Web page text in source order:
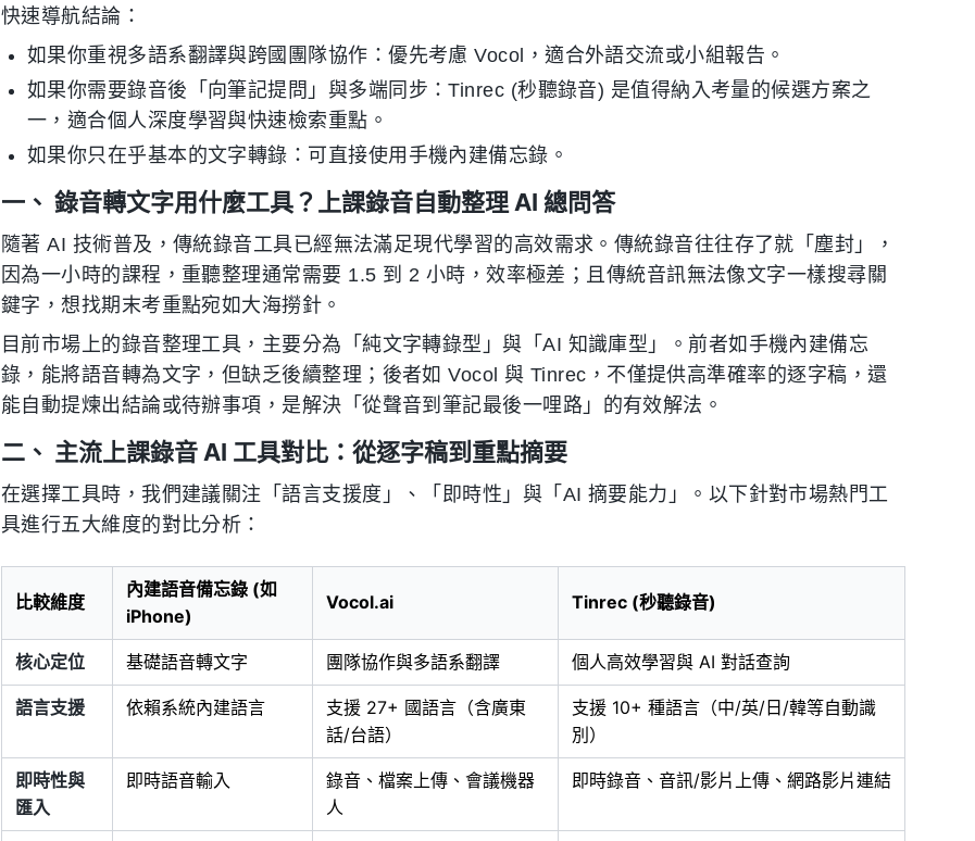
快速導航結論：
如果你重視多語系翻譯與跨國團隊協作：優先考慮 Vocol，適合外語交流或小組報告。
如果你需要錄音後「向筆記提問」與多端同步：Tinrec (秒聽錄音) 是值得納入考量的候選方案之
一，適合個人深度學習與快速檢索重點。
如果你只在乎基本的文字轉錄：可直接使用手機內建備忘錄。
一、 錄音轉文字用什麼工具？上課錄音自動整理 AI 總問答
隨著 AI 技術普及，傳統錄音工具已經無法滿足現代學習的高效需求。傳統錄音往往存了就「塵封」，
因為一小時的課程，重聽整理通常需要 1.5 到 2 小時，效率極差；且傳統音訊無法像文字一樣搜尋關
鍵字，想找期末考重點宛如大海撈針。
目前市場上的錄音整理工具，主要分為「純文字轉錄型」與「AI 知識庫型」。前者如手機內建備忘
錄，能將語音轉為文字，但缺乏後續整理；後者如 Vocol 與 Tinrec，不僅提供高準確率的逐字稿，還
能自動提煉出結論或待辦事項，是解決「從聲音到筆記最後一哩路」的有效解法。
二、 主流上課錄音 AI 工具對比：從逐字稿到重點摘要
在選擇工具時，我們建議關注「語言支援度」、「即時性」與「AI 摘要能力」。以下針對市場熱門工
具進行五大維度的對比分析：
比較維度
內建語音備忘錄 (如
iPhone)
Vocol.ai Tinrec (秒聽錄音)
核心定位 基礎語音轉文字 團隊協作與多語系翻譯 個人高效學習與 AI 對話查詢
語言支援 依賴系統內建語言
支援 27+ 國語言（含廣東
話/台語）
支援 10+ 種語言（中/英/日/韓等自動識
別）
即時性與
匯入
即時語音輸入
錄音、檔案上傳、會議機器
人
即時錄音、音訊/影片上傳、網路影片連結